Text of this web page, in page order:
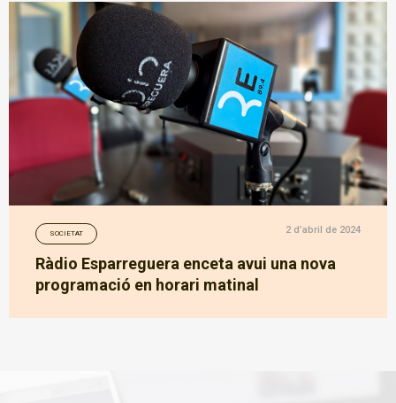
SOCIETAT 2 d’abril de 2024
Ràdio Esparreguera enceta avui una nova
programació en horari matinal